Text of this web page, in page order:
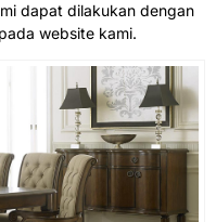
dapat dilakukan dengan
website kami.